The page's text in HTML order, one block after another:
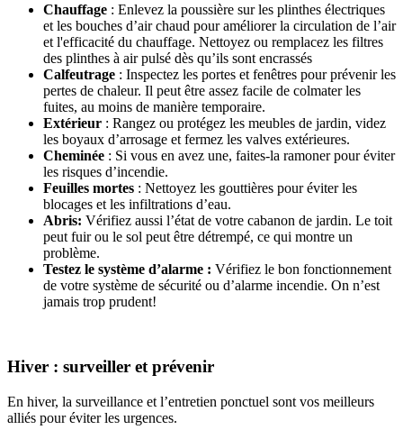
Chauffage : Enlevez la poussière sur les plinthes électriques
et les bouches d’air chaud pour améliorer la circulation de l’air
et l'efficacité du chauffage. Nettoyez ou remplacez les filtres
des plinthes à air pulsé dès qu’ils sont encrassés
Calfeutrage : Inspectez les portes et fenêtres pour prévenir les
pertes de chaleur. Il peut être assez facile de colmater les
fuites, au moins de manière temporaire.
Extérieur : Rangez ou protégez les meubles de jardin, videz
les boyaux d’arrosage et fermez les valves extérieures.
Cheminée : Si vous en avez une, faites-la ramoner pour éviter
les risques d’incendie.
Feuilles mortes : Nettoyez les gouttières pour éviter les
blocages et les infiltrations d’eau.
Abris: Vérifiez aussi l’état de votre cabanon de jardin. Le toit
peut fuir ou le sol peut être détrempé, ce qui montre un
problème.
Testez le système d’alarme : Vérifiez le bon fonctionnement
de votre système de sécurité ou d’alarme incendie. On n’est
jamais trop prudent!
Hiver : surveiller et prévenir
En hiver, la surveillance et l’entretien ponctuel sont vos meilleurs
alliés pour éviter les urgences.